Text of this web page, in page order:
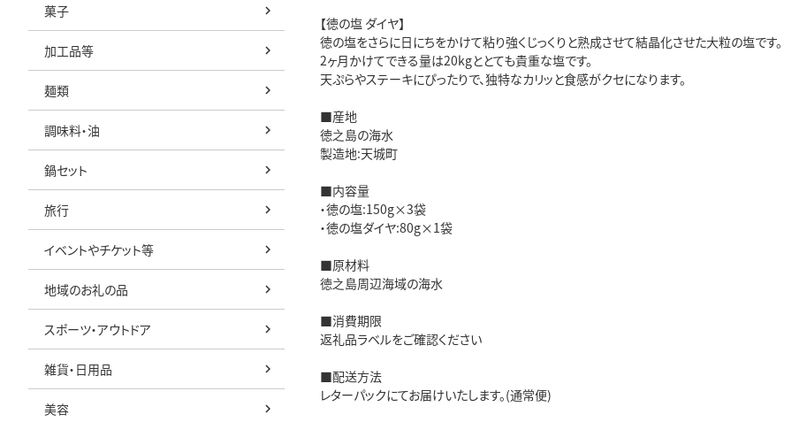
菓子
加工品等
麺類
調味料・油
鍋セット
旅行
イベントやチケット等
地域のお礼の品
スポーツ・アウトドア
雑貨・日用品
美容
【徳の塩 ダイヤ】
徳の塩をさらに日にちをかけて粘り強くじっくりと熟成させて結晶化させた大粒の塩です。
2ヶ月かけてできる量は20kgととても貴重な塩です。
天ぷらやステーキにぴったりで、独特なカリッと食感がクセになります。
■産地
徳之島の海水
製造地:天城町
■内容量
・徳の塩:150g×3袋
・徳の塩ダイヤ:80g×1袋
■原材料
徳之島周辺海域の海水
■消費期限
返礼品ラベルをご確認ください
■配送方法
レターパックにてお届けいたします。(通常便)